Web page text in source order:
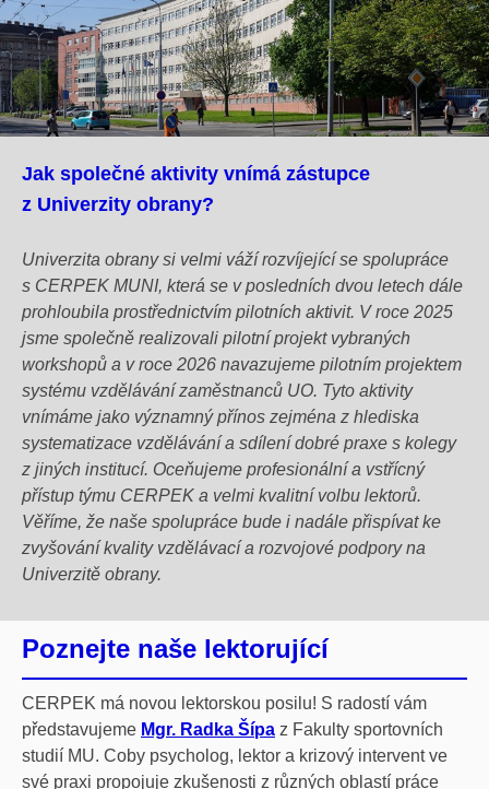
Jak společné aktivity vnímá zástupce
z Univerzity obrany?
Univerzita obrany si velmi váží rozvíjející se spolupráce
s CERPEK MUNI, která se v posledních dvou letech dále
prohloubila prostřednictvím pilotních aktivit. V roce 2025
jsme společně realizovali pilotní projekt vybraných
workshopů a v roce 2026 navazujeme pilotním projektem
systému vzdělávání zaměstnanců UO. Tyto aktivity
vnímáme jako významný přínos zejména z hlediska
systematizace vzdělávání a sdílení dobré praxe s kolegy
z jiných institucí. Oceňujeme profesionální a vstřícný
přístup týmu CERPEK a velmi kvalitní volbu lektorů.
Věříme, že naše spolupráce bude i nadále přispívat ke
zvyšování kvality vzdělávací a rozvojové podpory na
Univerzitě obrany.
Poznejte naše lektorující
CERPEK má novou lektorskou posilu! S radostí vám
představujeme Mgr. Radka Šípa z Fakulty sportovních
studií MU. Coby psycholog, lektor a krizový intervent ve
své praxi propojuje zkušenosti z různých oblastí práce